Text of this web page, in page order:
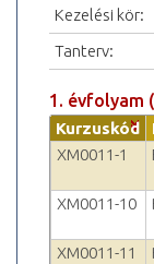
Kezelési kör:
Tanterv:
1. évfolyam
Kurzuskód
XM0011-1
XM0011-10
XM0011-11